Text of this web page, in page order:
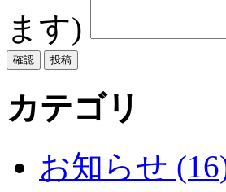
ます)
カテゴリ
お知らせ